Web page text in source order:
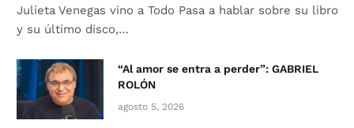
Julieta Venegas vino a Todo Pasa a hablar sobre su libro
y su último disco,…
“Al amor se entra a perder”: GABRIEL
ROLÓN
agosto 5, 2026